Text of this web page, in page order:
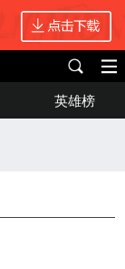
英雄榜